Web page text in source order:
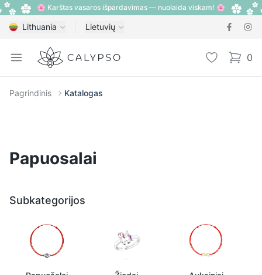
🌸 Karštas vasaros išpardavimas — nuolaida viskam! 🌸
Lithuania Lietuvių
Open menu
Calypso 0
items
Pagrindinis Katalogas
Papuosalai
Subkategorijos